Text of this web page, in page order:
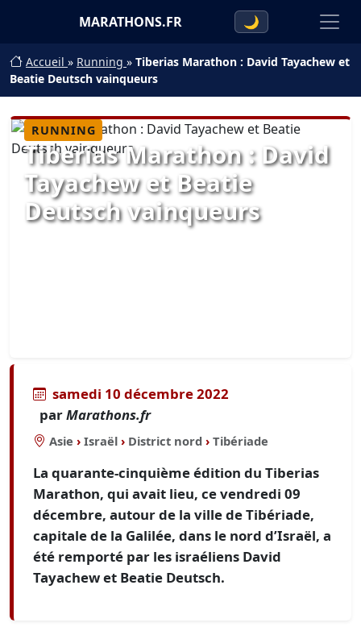
MARATHONS.FR 🌙
Accueil » Running » Tiberias Marathon : David Tayachew et
Beatie Deutsch vainqueurs
RUNNING
Tiberias Marathon : David
Tayachew et Beatie
Deutsch vainqueurs
samedi 10 décembre 2022
parMarathons.fr
Asie › Israël › District nord › Tibériade
La quarante-cinquième édition du Tiberias
Marathon, qui avait lieu, ce vendredi 09
décembre, autour de la ville de Tibériade,
capitale de la Galilée, dans le nord d’Israël, a
été remporté par les israéliens David
Tayachew et Beatie Deutsch.